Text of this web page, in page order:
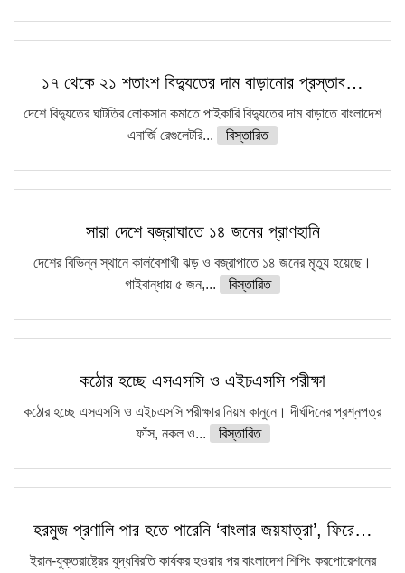
১৭ থেকে ২১ শতাংশ বিদ্যুতের দাম বাড়ানোর প্রস্তাব…
দেশে বিদ্যুতের ঘাটতির লোকসান কমাতে পাইকারি বিদ্যুতের দাম বাড়াতে বাংলাদেশ
এনার্জি রেগুলেটরি...
বিস্তারিত
সারা দেশে বজ্রাঘাতে ১৪ জনের প্রাণহানি
দেশের বিভিন্ন স্থানে কালবৈশাখী ঝড় ও বজ্রাপাতে ১৪ জনের মৃত্যু হয়েছে।
গাইবান্ধায় ৫ জন,...
বিস্তারিত
কঠোর হচ্ছে এসএসসি ও এইচএসসি পরীক্ষা
কঠোর হচ্ছে এসএসসি ও এইচএসসি পরীক্ষার নিয়ম কানুনে। দীর্ঘদিনের প্রশ্নপত্র
ফাঁস, নকল ও...
বিস্তারিত
হরমুজ প্রণালি পার হতে পারেনি ‘বাংলার জয়যাত্রা’, ফিরে…
ইরান-যুক্তরাষ্ট্রের যুদ্ধবিরতি কার্যকর হওয়ার পর বাংলাদেশ শিপিং করপোরেশনের